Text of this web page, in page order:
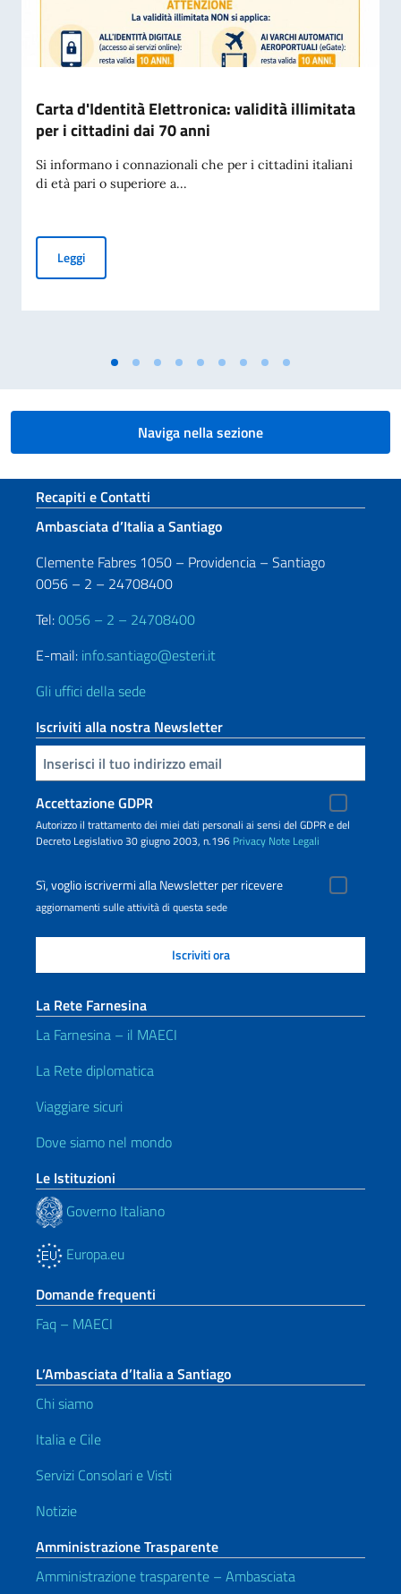
Carta d'Identità Elettronica: validità illimitata
per i cittadini dai 70 anni
Si informano i connazionali che per i cittadini italiani
di età pari o superiore a...
LeggiCarta d'Identità Elettronica: validità illimitata per i cittadini
Naviga nella sezione
Sezione footer
Recapiti e Contatti
Ambasciata d’Italia a Santiago
Clemente Fabres 1050 – Providencia – Santiago
0056 – 2 – 24708400
Tel:0056 – 2 – 24708400
E-mail: info.santiago@esteri.it
Gli uffici della sede
Iscriviti alla nostra Newsletter
Inserisci la tua email
Accettazione GDPR
Autorizzo il trattamento dei miei dati personali ai sensi del GDPR e del
Decreto Legislativo 30 giugno 2003, n.196 Privacy Note Legali
Sì, voglio iscrivermi alla Newsletter per ricevere
aggiornamenti sulle attività di questa sede
La Rete Farnesina
La Farnesina – il MAECI
La Rete diplomatica
Viaggiare sicuri
Dove siamo nel mondo
Le Istituzioni
Governo Italiano
Europa.eu
Domande frequenti
Faq – MAECI
L’Ambasciata d’Italia a Santiago
Chi siamo
Italia e Cile
Servizi Consolari e Visti
Notizie
Amministrazione Trasparente
Amministrazione trasparente – Ambasciata